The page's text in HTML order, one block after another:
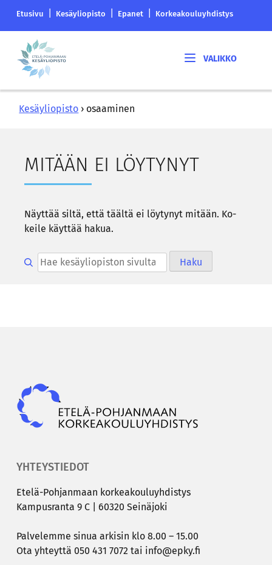
Etelä-
saapumissivu
Etusivu Kesäyliopisto Epanet Korkeakouluyhdistys
Etelä-
Pohjanmaan
kesäyliopisto
Kesäyliopisto › osaaminen
MI­TÄÄN EI LÖY­TY­NYT
Näyt­tää siltä, että tääl­tä ei löy­ty­nyt mi­tään. Ko­
kei­le käyt­tää hakua.
Hae kesäyliopiston sivulta Haku
YHTEYSTIEDOT
Etelä-​Pohjanmaan kor­kea­kou­lu­yh­dis­tys
Kam­pus­ran­ta 9 C | 60320 Sei­nä­jo­ki
Pal­ve­lem­me sinua ar­ki­sin klo 8.00 – 15.00
Ota yh­teyt­tä 050 431 7072 tai info@epky.fi